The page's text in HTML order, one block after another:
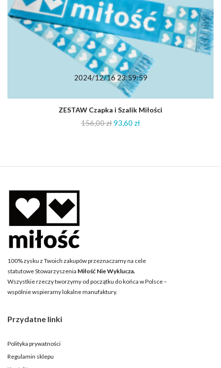
2024/12/16 23:59:59
ZESTAW Czapka i Szalik Miłości
156,00zł93,60 zł
100% zysku z Twoich zakupów przeznaczamy na cele
statutowe Stowarzyszenia Miłość Nie Wyklucza.
Wszystkie rzeczy tworzymy od początku do końca w Polsce –
wspólnie wspieramy lokalne manufaktury.
Przydatne linki
Polityka prywatności
Regulamin sklepu